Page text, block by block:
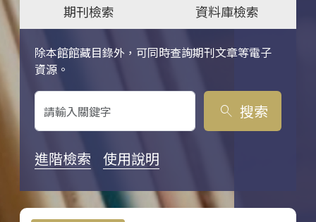
期刊檢索
資料庫檢索
除本館館藏目錄外，可同時查詢期刊文章等電子
資源。
關鍵字搜尋
search 搜索
進階檢索 使用說明